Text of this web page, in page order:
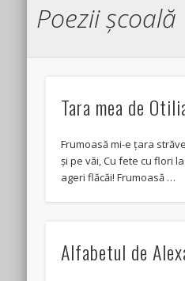
Poezii şcoală
Tara mea de
Frumoasă mi-e țara
și pe văi, Cu fete cu flori
ageri flăcăi! Frumoasă …
Alfabetul de